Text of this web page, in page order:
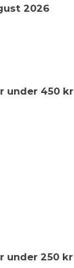
2026
under 450 kr
under 250 kr